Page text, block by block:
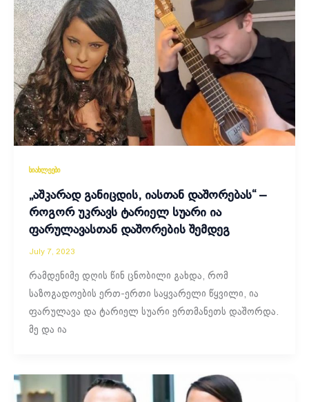
სიახლეები
„აშკარად განიცდის, იასთან დაშორებას“ –
როგორ უკრავს ტარიელ სუარი ია
ფარულავასთან დაშორების შემდეგ
July 7, 2023
რამდენიმე დღის წინ ცნობილი გახდა, რომ
საზოგადოების ერთ-ერთი საყვარელი წყვილი, ია
ფარულავა და ტარიელ სუარი ერთმანეთს დაშორდა.
მე და ია